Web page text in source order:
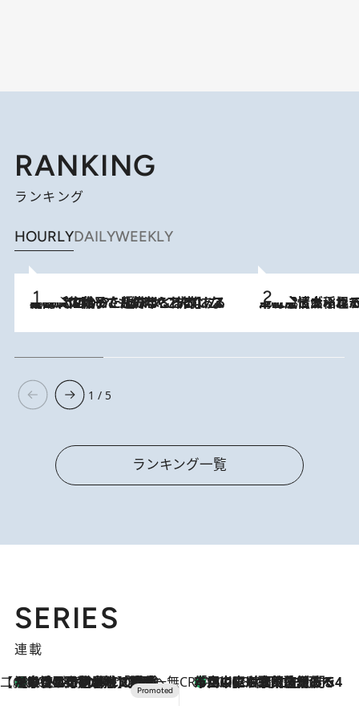
RANKING
ランキング
HOURLYDAILYWEEKLY
2026.8.5
【阿川佐和子さんの年とる力】なぜ70代で始めた趣味は“こんなに楽しい”のか？ ピアノ、俳句…スランプに陥っても続けられる“ある秘訣”とは 2026.8.5
下町風情あふれる台北屈指の人気エリア・大稲埕でセンスのいい台湾土産《ヴ
1 / 5
ランキング一覧
SERIES
連載
【CREA×星野リゾート】唯一無二。癒しと発見が待つ場所へ
2026.8.7
【トンボの足水浴】ヒノキの香りに包まれて涼感マックス！約13℃の湧水かけ流しを避暑地「星野温泉 トンボの湯」で体験 CREA'S CHOICE
2026.8.7
「立川にも歌舞伎があるんだよ」 片岡仁左衛門・市川中車ら豪華座組みで4年目の立川立飛歌舞伎へ